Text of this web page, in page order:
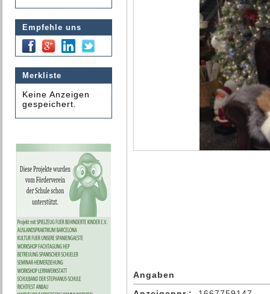
Empfehle uns
Merkliste
Keine Anzeigen
gespeichert.
Angaben